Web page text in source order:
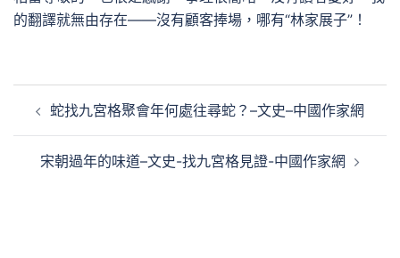
的翻譯就無由存在——沒有顧客捧場，哪有“林家展子”！
蛇找九宮格聚會年何處往尋蛇？–文史–中國作家網
宋朝過年的味道–文史-找九宮格見證-中國作家網